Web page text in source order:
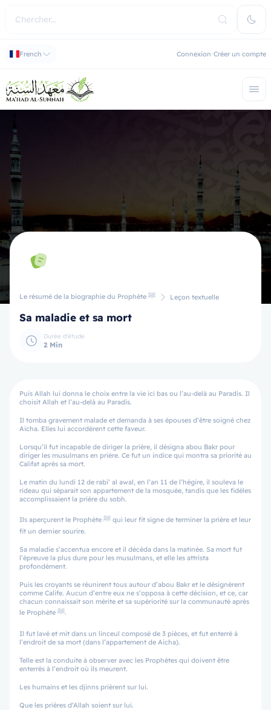
French Connexion Créer un compte
Le résumé de la biographie du Prophète ﷺ Leçon textuelle
Sa maladie et sa mort
Durée d'étude
2 Min
Puis Allah lui donna le choix entre la vie ici bas ou l’au-delà au Paradis. Il
choisit Allah et l’au-delà au Paradis.
Il tomba gravement malade et demanda à ses épouses d’être soigné chez
Aicha. Elles lui accordèrent cette faveur.
Lorsqu’il fut incapable de diriger la prière, il désigna abou Bakr pour
diriger les musulmans en prière. Ce fut un indice qui montra sa priorité au
Califat après sa mort.
Le matin du lundi 12 de rabi’ al awal, en l’an 11 de l’hégire, il souleva le
rideau qui séparait son appartement de la mosquée, tandis que les fidèles
accomplissaient la prière du sobh.
Ils aperçurent le Prophète ﷺ qui leur fit signe de terminer la prière et leur
fit un dernier sourire.
Sa maladie s’accentua encore et il décéda dans la matinée. Sa mort fut
l’épreuve la plus dure pour les musulmans, et elle les attrista
profondément.
Puis les croyants se réunirent tous autour d’abou Bakr et le désignèrent
comme Calife. Aucun d’entre eux ne s’opposa à cette décision, et ce, car
chacun connaissait son mérite et sa supériorité sur la communauté après
le Prophète ﷺ.
Il fut lavé et mit dans un linceul composé de 3 pièces, et fut enterré à
l’endroit de sa mort (dans l’appartement de Aicha).
Telle est la conduite à observer avec les Prophètes qui doivent être
enterrés à l’endroit où ils meurent.
Les humains et les djinns prièrent sur lui.
Que les prières d’Allah soient sur lui.